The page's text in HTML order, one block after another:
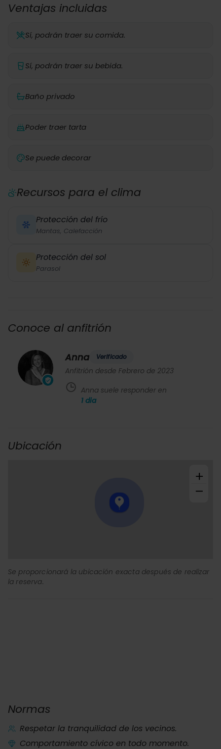
Ventajas incluidas
Sí, podrán traer su comida.
Sí, podrán traer su bebida.
Baño privado
Poder traer tarta
Se puede decorar
Recursos para el clima
Protección del frío
Mantas, Calefacción
Protección del sol
Parasol
Conoce al anfitrión
Anna Verificado
Anfitrión desde Febrero de 2023
Anna suele responder en
1 dia
Ubicación
+
−
Se proporcionará la ubicación exacta después de realizar
la reserva.
Normas
Respetar la tranquilidad de los vecinos.
Comportamiento cívico en todo momento.